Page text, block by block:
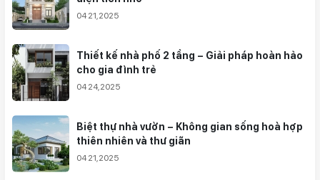
04 21,2025
Thiết kế nhà phố 2 tầng – Giải pháp hoàn hảo
cho gia đình trẻ
04 24,2025
Biệt thự nhà vườn – Không gian sống hoà hợp
thiên nhiên và thư giãn
04 21,2025